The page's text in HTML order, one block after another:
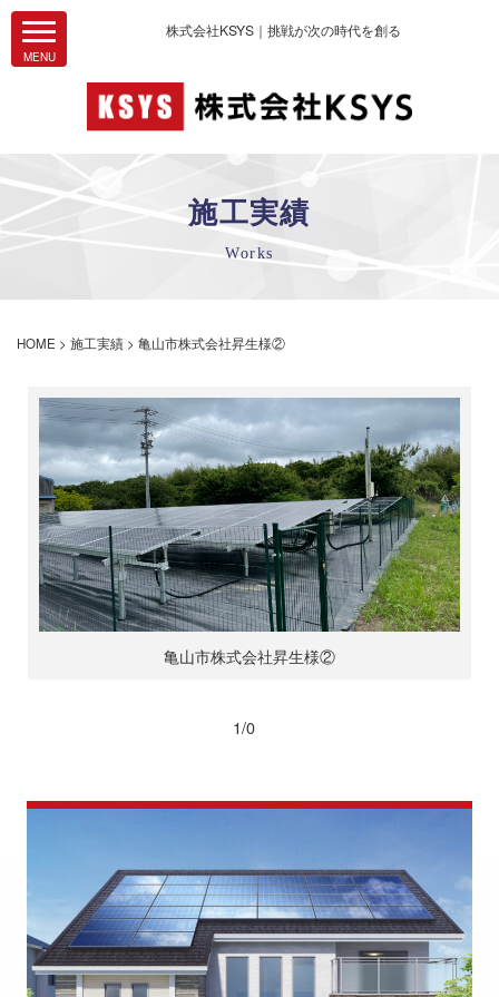
株式会社KSYS｜挑戦が次の時代を創る
施工実績
Works
HOME > 施工実績 > 亀山市株式会社昇生様②
亀山市株式会社昇生様②
1/0